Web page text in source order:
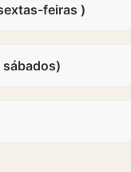
feiras )